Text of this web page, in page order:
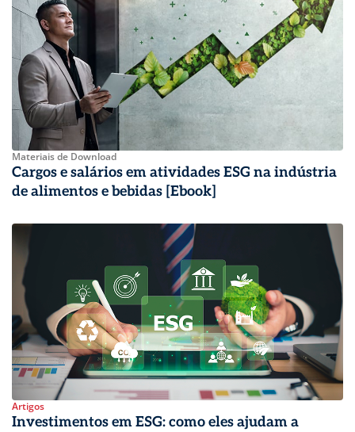
Materiais de Download
Cargos e salários em atividades ESG na indústria
de alimentos e bebidas [Ebook]
Artigos
Investimentos em ESG: como eles ajudam a